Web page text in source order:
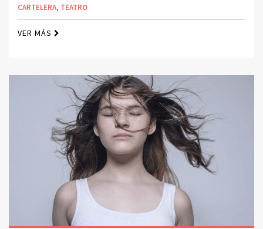
CARTELERA, TEATRO
VER MÁS